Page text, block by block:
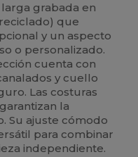
grabada en
que
y un aspecto
o personalizado.
cuenta con
y cuello
Las costuras
la
Su ajuste cómodo
para combinar
independiente.